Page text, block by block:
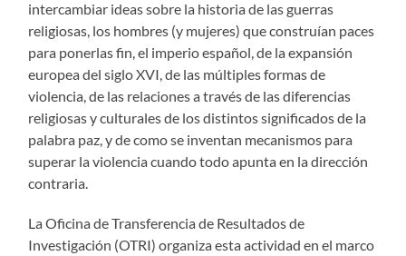
intercambiar ideas sobre la historia de las guerras
religiosas, los hombres (y mujeres) que construían paces
para ponerlas fin, el imperio español, de la expansión
europea del siglo XVI, de las múltiples formas de
violencia, de las relaciones a través de las diferencias
religiosas y culturales de los distintos significados de la
palabra paz, y de como se inventan mecanismos para
superar la violencia cuando todo apunta en la dirección
contraria.
La Oficina de Transferencia de Resultados de
Investigación (OTRI) organiza esta actividad en el marco